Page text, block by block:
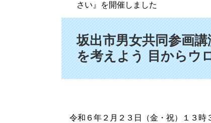
さい』を開催しました
坂出市男女共同参画
を考えよう 目からウ
令和６年２月２３日（金・祝）１３時